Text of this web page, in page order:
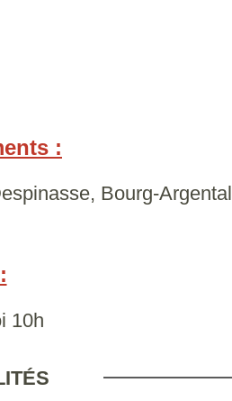
:
Bourg-Argental
10h